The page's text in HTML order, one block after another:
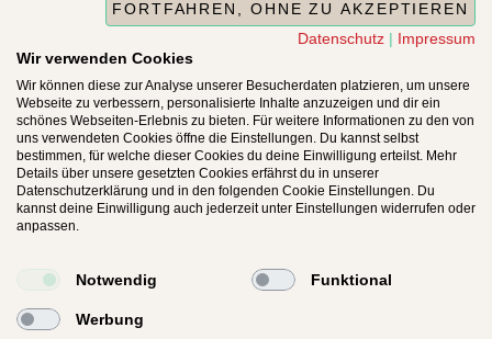
FORTFAHREN, OHNE ZU AKZEPTIEREN
Datenschutz
Impressum
Wir verwenden Cookies
Wir können diese zur Analyse unserer Besucherdaten platzieren, um unsere
Webseite zu verbessern, personalisierte Inhalte anzuzeigen und dir ein
schönes Webseiten-Erlebnis zu bieten. Für weitere Informationen zu den von
uns verwendeten Cookies öffne die Einstellungen. Du kannst selbst
bestimmen, für welche dieser Cookies du deine Einwilligung erteilst. Mehr
Details über unsere gesetzten Cookies erfährst du in unserer
Datenschutzerklärung und in den folgenden Cookie Einstellungen. Du
kannst deine Einwilligung auch jederzeit unter Einstellungen widerrufen oder
anpassen.
Notwendig Funktional
Werbung